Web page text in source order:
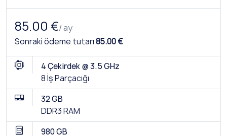
85.00 €/ ay
Sonraki ödeme tutarı85.00 €
4 Çekirdek @ 3.5 GHz
8 İş Parçacığı
32 GB
DDR3 RAM
980 GB